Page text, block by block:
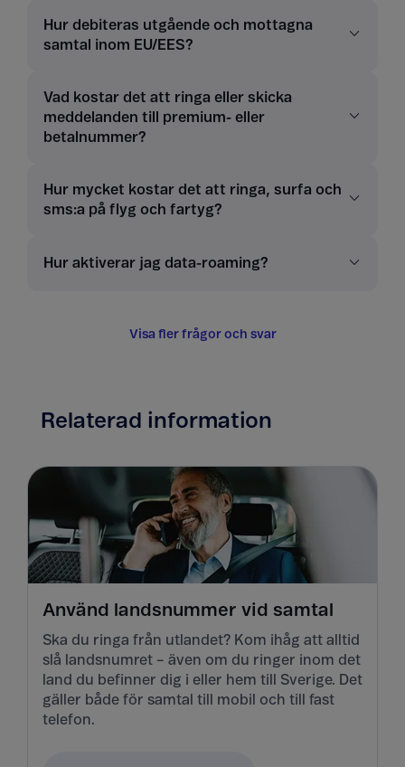
Hur debiteras utgående och mottagna
samtal inom EU/EES?
Vad kostar det att ringa eller skicka
meddelanden till premium- eller
betalnummer?
Hur mycket kostar det att ringa, surfa och
sms:a på flyg och fartyg?
Hur aktiverar jag data-roaming?
Visa fler frågor och svar
Relaterad information
Använd landsnummer vid samtal
Ska du ringa från utlandet? Kom ihåg att alltid
slå landsnumret – även om du ringer inom det
land du befinner dig i eller hem till Sverige. Det
gäller både för samtal till mobil och till fast
telefon.